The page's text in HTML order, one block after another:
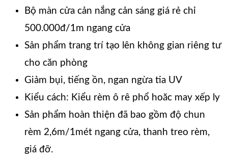
Bộ màn cửa cản nắng cản sáng giá rẻ chỉ
500.000đ/1m ngang cửa
Sản phẩm trang trí tạo lên không gian riêng tư
cho căn phòng
Giảm bụi, tiếng ồn, ngan ngừa tia UV
Kiểu cách: Kiểu rèm ô rê phổ hoăc may xếp ly
Sản phẩm hoàn thiện đã bao gồm độ chun
rèm 2,6m/1mét ngang cửa, thanh treo rèm,
giá đỡ.